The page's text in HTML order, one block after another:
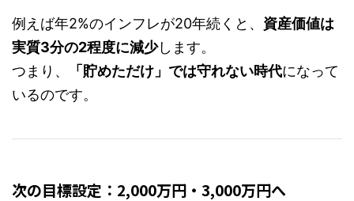
例えば年2%のインフレが20年続くと、 資産価値は
実質3分の2程度に減少します。
つまり、
「貯めただけ」では守れない時代になって
いるのです。
次の目標設定：2,000万円・3,000万円へ